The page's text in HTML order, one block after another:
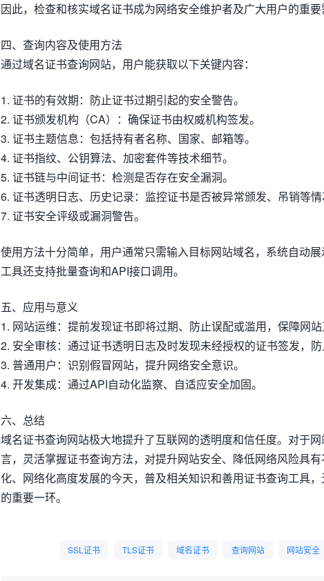
因此，检查和核实域名证书成为网络安全维护者及广大用户的重要
四、查询内容及使用方法
通过域名证书查询网站，用户能获取以下关键内容：
1. 证书的有效期：防止证书过期引起的安全警告。
2. 证书颁发机构（CA）：确保证书由权威机构签发。
3. 证书主题信息：包括持有者名称、国家、邮箱等。
4. 证书指纹、公钥算法、加密套件等技术细节。
5. 证书链与中间证书：检测是否存在安全漏洞。
6. 证书透明日志、历史记录：监控证书是否被异常颁发、吊销等情
7. 证书安全评级或漏洞警告。
使用方法十分简单，用户通常只需输入目标网站域名，系统自动
工具还支持批量查询和API接口调用。
五、应用与意义
1. 网站运维：提前发现证书即将过期、防止误配或滥用，保障网站
2. 安全审核：通过证书透明日志及时发现未经授权的证书签发，防
3. 普通用户：识别假冒网站，提升网络安全意识。
4. 开发集成：通过API自动化监察、自适应安全加固。
六、总结
域名证书查询网站极大地提升了互联网的透明度和信任度。对于
言，灵活掌握证书查询方法，对提升网站安全、降低网络风险具
化、网络化高度发展的今天，普及相关知识和善用证书查询工具
的重要一环。
SSL证书 TLS证书 域名证书 查询网站 网站安全